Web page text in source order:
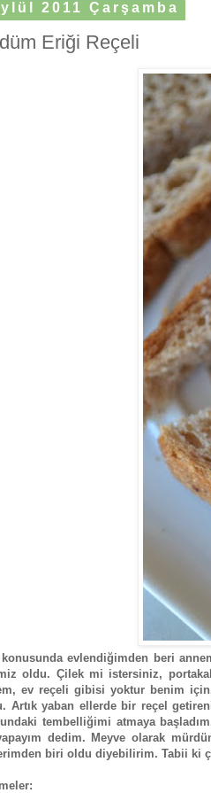
2011 Çarşamba
Eriği Reçeli
evlendiğimden beri
oldu. Çilek mi istersiniz,
ev reçeli gibisi yoktur benim
Artık yaban ellerde bir reçel
tembelliğimi atmaya
dedim. Meyve olarak
biri oldu diyebilirim. Tabii ki